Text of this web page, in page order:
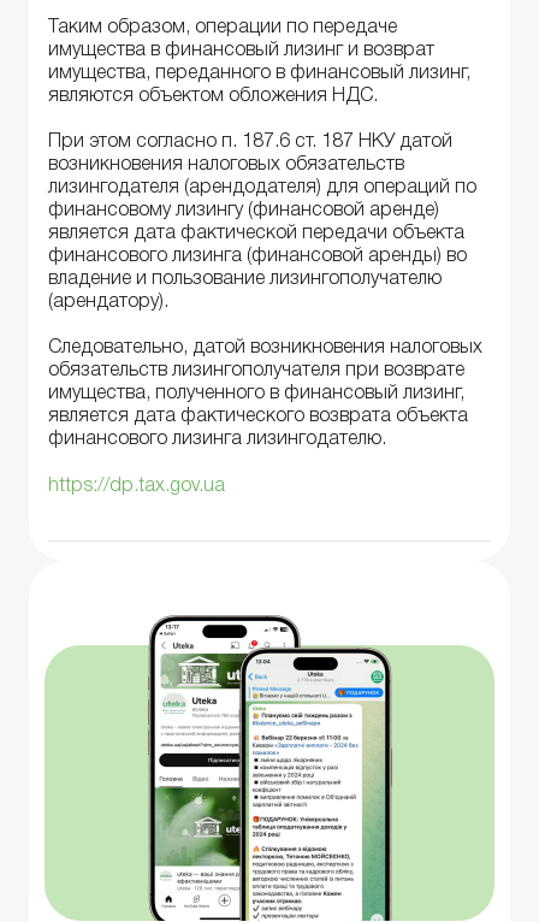
Таким образом, операции по передаче
имущества в финансовый лизинг и возврат
имущества, переданного в финансовый лизинг,
являются объектом обложения НДС.
При этом согласно п. 187.6 ст. 187 НКУ датой
возникновения налоговых обязательств
лизингодателя (арендодателя) для операций по
финансовому лизингу (финансовой аренде)
является дата фактической передачи объекта
финансового лизинга (финансовой аренды) во
владение и пользование лизингополучателю
(арендатору).
Следовательно, датой возникновения налоговых
обязательств лизингополучателя при возврате
имущества, полученного в финансовый лизинг,
является дата фактического возврата объекта
финансового лизинга лизингодателю.
https://dp.tax.gov.ua